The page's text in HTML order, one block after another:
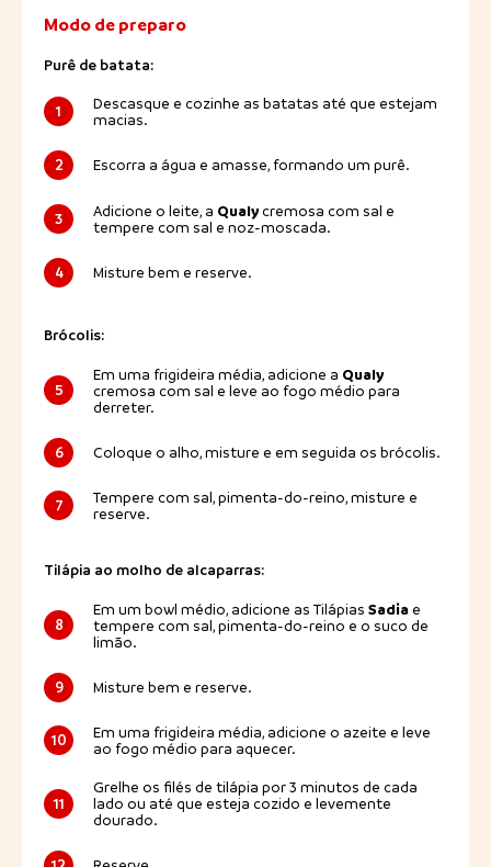
Modo de preparo
Purê de batata:
1
Descasque e cozinhe as batatas até que estejam
macias.
2 Escorra a água e amasse, formando um purê.
3 Adicione o leite, a Qualycremosa com sal e
tempere com sal e noz-moscada.
4 Misture bem e reserve.
Brócolis:
5
Em uma frigideira média, adicione a Qualy
cremosa com sal e leve ao fogo médio para
derreter.
6 Coloque o alho, misture e em seguida os brócolis.
7
Tempere com sal, pimenta-do-reino, misture e
reserve.
Tilápia ao molho de alcaparras:
8
Em um bowl médio, adicione as Tilápias Sadia e
tempere com sal, pimenta-do-reino e o suco de
limão.
9 Misture bem e reserve.
10
Em uma frigideira média, adicione o azeite e leve
ao fogo médio para aquecer.
11
Grelhe os filés de tilápia por 3 minutos de cada
lado ou até que esteja cozido e levemente
dourado.